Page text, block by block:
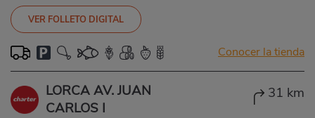
VER FOLLETO DIGITAL
Conocer la tienda
LORCA AV. JUAN
CARLOS I
31 km